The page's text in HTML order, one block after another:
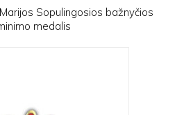
Sopulingosios bažnyčios
medalis